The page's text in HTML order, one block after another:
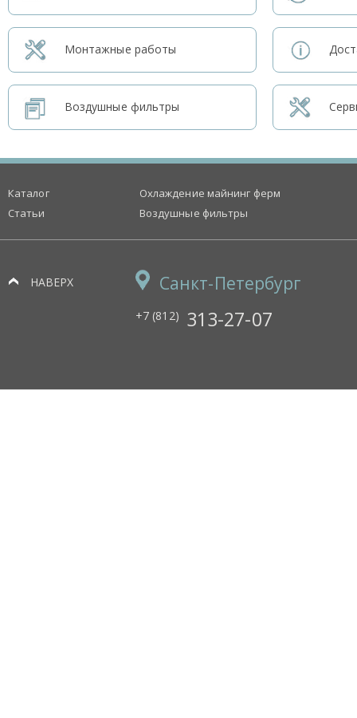
Монтажные работы
Воздушные фильтры
Каталог
Статьи
Охлаждение майнинг ферм
Воздушные фильтры
НАВЕРХ Санкт-Петербург
+7 (812) 313-27-07